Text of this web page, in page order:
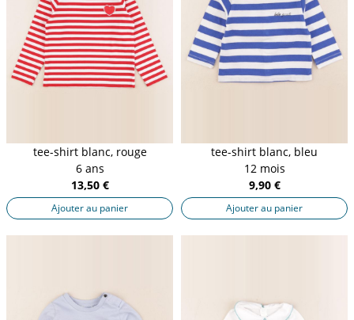
tee-shirt blanc, rouge
6 ans
13,50 €
Ajouter au panier
tee-shirt blanc, bleu
12 mois
9,90 €
Ajouter au panier